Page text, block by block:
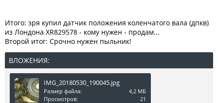
Итого: зря купил датчик положения коленчатого вала (дпкв)
из Лондона XR829578 - кому нужен - продам...
Второй итог: Срочно нужен пыльник!
ВЛОЖЕНИЯ:
IMG_20180530_190045.jpg
Размер файла:
4,2 МБ
Просмотров:
21